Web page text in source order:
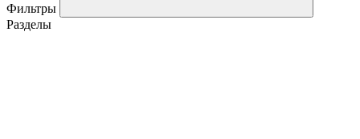
Фильтры
Разделы